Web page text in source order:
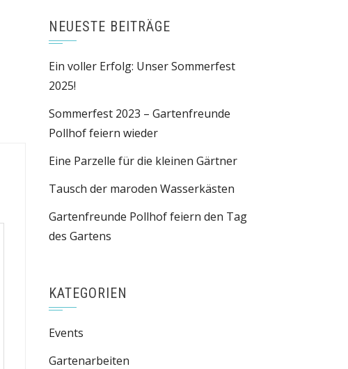
NEUESTE BEITRÄGE
Ein voller Erfolg: Unser Sommerfest
2025!
Sommerfest 2023 – Gartenfreunde
Pollhof feiern wieder
Eine Parzelle für die kleinen Gärtner
Tausch der maroden Wasserkästen
Gartenfreunde Pollhof feiern den Tag
des Gartens
KATEGORIEN
Events
Gartenarbeiten